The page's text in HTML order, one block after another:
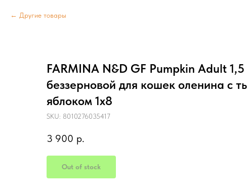
Другие товары
FARMINA N&D GF Pumpkin Adult
беззерновой для кошек оленина с
яблоком 1х8
SKU: 8010276035417
3 900 р.
Out of stock